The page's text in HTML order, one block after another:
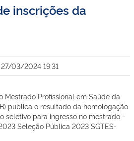
inscrições da
03/2024 19:31
Mestrado Profissional em Saúde da
publica o resultado da homologação
seletivo para ingresso no mestrado -
Seleção Pública 2023 SGTES-